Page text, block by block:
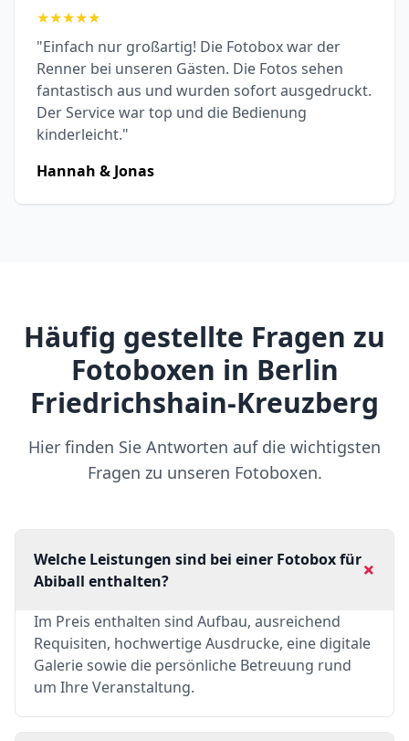
★★★★★
"Einfach nur großartig! Die Fotobox war der
Renner bei unseren Gästen. Die Fotos sehen
fantastisch aus und wurden sofort ausgedruckt.
Der Service war top und die Bedienung
kinderleicht."
Hannah & Jonas
Häufig gestellte Fragen zu
Fotoboxen in Berlin
Friedrichshain-Kreuzberg
Hier finden Sie Antworten auf die wichtigsten
Fragen zu unseren Fotoboxen.
Welche Leistungen sind bei einer Fotobox für
Abiball enthalten?
+
Im Preis enthalten sind Aufbau, ausreichend
Requisiten, hochwertige Ausdrucke, eine digitale
Galerie sowie die persönliche Betreuung rund
um Ihre Veranstaltung.